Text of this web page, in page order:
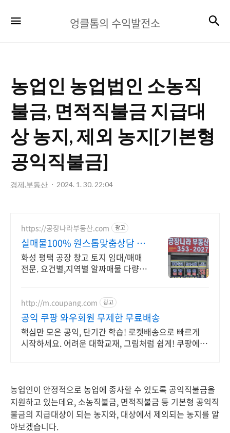
클
수
익
발
전
엉클톰의 수익발전소
농업인 농업법인 소농직
불금, 면적직불금 지급대
상 농지, 제외 농지[기본형
공익직불금]
경제,부동산 2024. 1. 30. 22:04
https://공장나라부동산.com 광고
실매물100% 원스톱맞춤상담 굿
파트너! 공장나라부동산
화성 평택 공장 창고 토지 임대/매매
전문. 요건별,지역별 알짜매물 다량보
http://m.coupang.com 광고
공익 쿠팡 와우회원 무제한 무료배송
핵심만 모은 공익, 단기간 학습! 로켓배송으로 빠르게
시작하세요. 어려운 대학교재, 그림처럼 쉽게! 쿠팡에서
농업인이 안정적으로 농업에 종사할 수 있도록 공익직불금을
지원하고 있는데요, 소농직불금, 면적직불금 등 기본형 공익직
불금의 지급대상이 되는 농지와, 대상에서 제외되는 농지를 알
아보겠습니다.